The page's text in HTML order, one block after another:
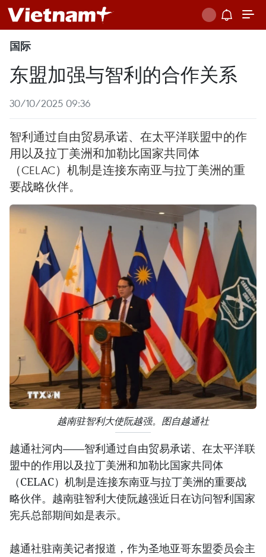
国际
东盟加强与智利的合作关系
30/10/2025 09:36
智利通过自由贸易承诺、在太平洋联盟中的作
用以及拉丁美洲和加勒比国家共同体
（CELAC）机制是连接东南亚与拉丁美洲的重
要战略伙伴。
越南驻智利大使阮越强。图自越通社
越通社河内——智利通过自由贸易承诺、在太平洋联
盟中的作用以及拉丁美洲和加勒比国家共同体
（CELAC）机制是连接东南亚与拉丁美洲的重要战
略伙伴。越南驻智利大使阮越强近日在访问智利国家
宪兵总部期间如是表示。
越通社驻南美记者报道，作为圣地亚哥东盟委员会主